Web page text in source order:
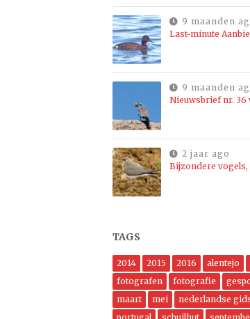
9 maanden
Last-minute
9 maanden
Nieuwsbrief nr. 36
2 jaar ago
Bijzondere
TAGS
2014 2015 2016 alentejo
fotografen
fotografie
maart
mei nederlandse